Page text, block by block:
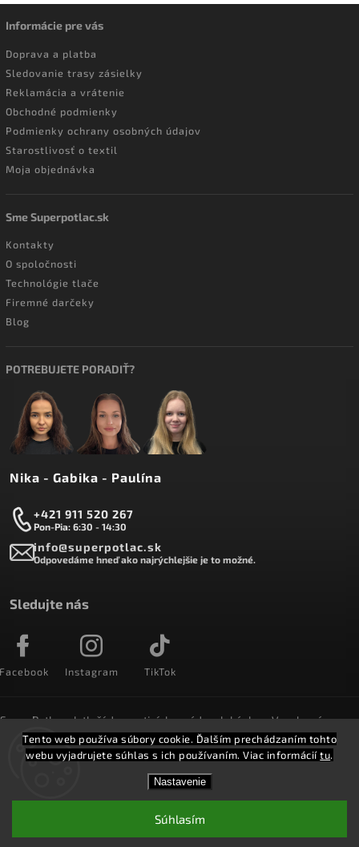
Tento web používa súbory cookie. Ďalším prechádzaním tohto
webu vyjadrujete súhlas s ich používaním. Viac informáciítu.
Nastavenie
Súhlasím
Informácie pre vás
Doprava a platba
Sledovanie trasy zásielky
Reklamácia a vrátenie
Obchodné podmienky
Podmienky ochrany osobných údajov
Starostlivosť o textil
Moja objednávka
Sme Superpotlac.sk
Kontakty
O spoločnosti
Technológie tlače
Firemné darčeky
Blog
POTREBUJETE PORADIŤ?
Nika - Gabika - Paulína
+421 911 520 267
Pon-Pia: 6:30 - 14:30
info@superpotlac.sk
Odpovedáme hneď ako najrýchlejšie je to možné.
Sledujte nás
Instagram TikTok
SuperPotlac.sk tlačí denne tisícky módnych kúskov. Vyrobené na
Slovensku a doručované do celého sveta :)
SuperPotlač.sk. Všetky práva vyhradené.
VytvořilShoptetShoptak.cz.